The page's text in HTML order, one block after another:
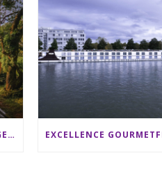
SRI LANKA RUNDREISE: 12 TAGE ZWISCHEN ELEFANTEN, TEEPLANTAGEN & STRAND ALS FAMILIE